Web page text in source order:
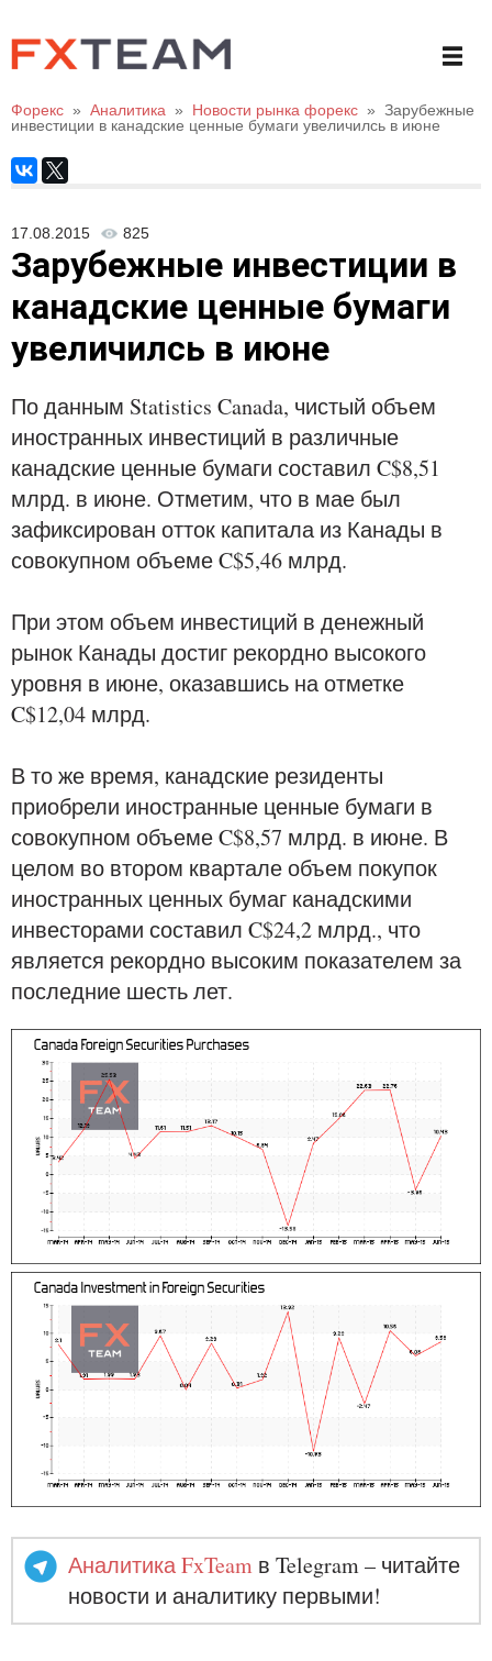
Форекс » Аналитика » Новости рынка форекс » Зарубежные
инвестиции в канадские ценные бумаги увеличилсь в июне
17.08.2015 825
Зарубежные инвестиции в
канадские ценные бумаги
увеличилсь в июне
По данным Statistics Canada, чистый объем
иностранных инвестиций в различные
канадские ценные бумаги составил C$8,51
млрд. в июне. Отметим, что в мае был
зафиксирован отток капитала из Канады в
совокупном объеме C$5,46 млрд.
При этом объем инвестиций в денежный
рынок Канады достиг рекордно высокого
уровня в июне, оказавшись на отметке
C$12,04 млрд.
В то же время, канадские резиденты
приобрели иностранные ценные бумаги в
совокупном объеме C$8,57 млрд. в июне. В
целом во втором квартале объем покупок
иностранных ценных бумаг канадскими
инвесторами составил C$24,2 млрд., что
является рекордно высоким показателем за
последние шесть лет.
Аналитика FxTeam в Telegram – читайте
новости и аналитику первыми!